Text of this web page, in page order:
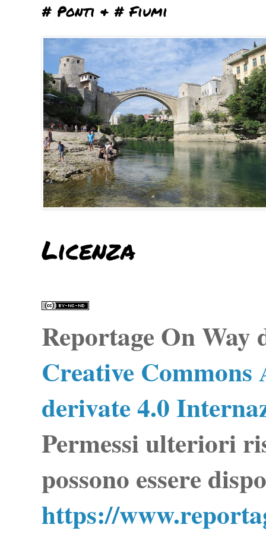
# Ponti & # Fiumi
Licenza
Reportage On Way
Creative
derivate 4.0
Permessi ulteriori
possono essere
https://